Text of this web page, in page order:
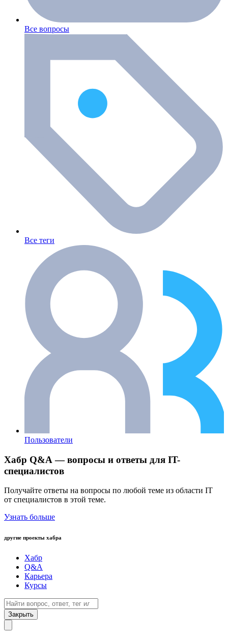
Все вопросы
Все теги
Пользователи
Хабр Q&A — вопросы и ответы для IT-
специалистов
Получайте ответы на вопросы по любой теме из области IT
от специалистов в этой теме.
Узнать больше
другие проекты хабра
Хабр
Q&A
Карьера
Курсы
Закрыть